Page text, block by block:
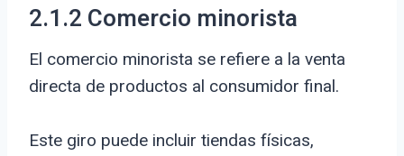
2.1.2 Comercio minorista
El comercio minorista se refiere a la venta
directa de productos al consumidor final.
Este giro puede incluir tiendas físicas,